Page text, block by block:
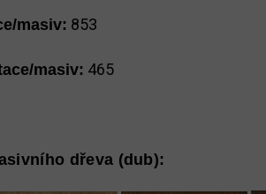
masiv: 853
masiv: 465
dřeva (dub):